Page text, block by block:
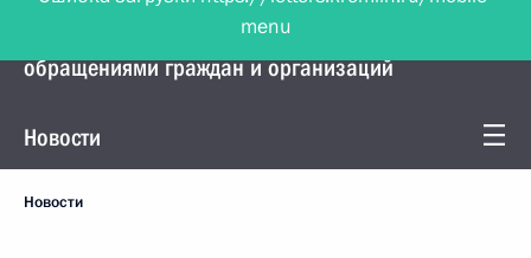
Управление Президента по работе с
обращениями граждан и организаций
Новости
Новости
menu